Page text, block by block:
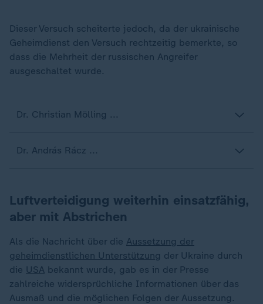
Dieser Versuch scheiterte jedoch, da der ukrainische
Geheimdienst den Versuch rechtzeitig bemerkte, so
dass die Mehrheit der russischen Angreifer
ausgeschaltet wurde.
Dr. Christian Mölling ...
Dr. András Rácz ...
Luftverteidigung weiterhin einsatzfähig,
aber mit Abstrichen
Als die Nachricht über die Aussetzung der
geheimdienstlichen Unterstützung der Ukraine durch
die USA bekannt wurde, gab es in der Presse
zahlreiche widersprüchliche Informationen über das
Ausmaß und die möglichen Folgen der Aussetzung.